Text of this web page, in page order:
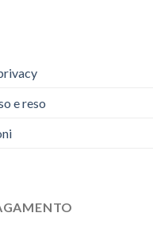
e reso